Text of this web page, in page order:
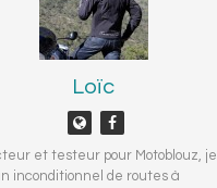
Loïc
et testeur pour Motoblouz, je
inconditionnel de routes à